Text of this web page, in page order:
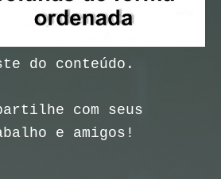
do conteúdo.
com seus
e amigos!